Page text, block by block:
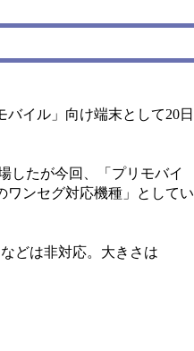
イル」向け端末として20日
したが今回、「プリモバイ
ワンセグ対応機種」としてい
どは非対応。大きさは